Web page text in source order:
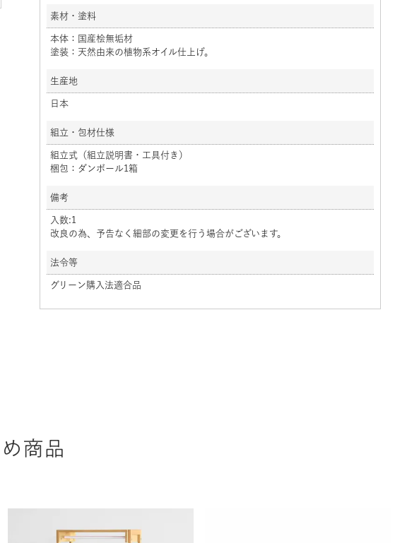
素材・塗料
本体：国産桧無垢材
塗装：天然由来の植物系オイル仕上げ。
生産地
日本
組立・包材仕様
組立式（組立説明書・工具付き）
梱包：ダンボール1箱
備考
入数:1
改良の為、予告なく細部の変更を行う場合がございます。
法令等
グリーン購入法適合品
商品